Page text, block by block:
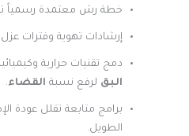
خطة رش معتمدة رسمياً
إرشادات تهوية وفترات
دمج تقنيات حرارية
البق لرفع نسبة القضاء.
برامج متابعة تقلل عودة
الطويل.